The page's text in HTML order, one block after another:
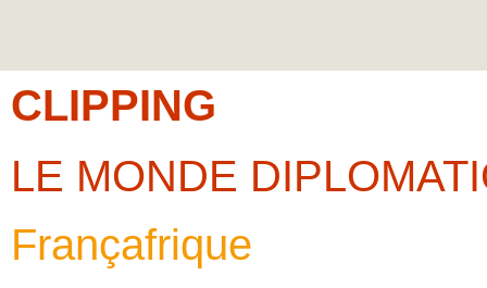
CLIPPING
LE MONDE
Françafrique